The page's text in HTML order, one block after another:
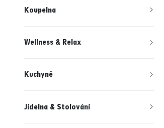
Koupelna
Wellness & Relax
Kuchyně
Jídelna & Stolování